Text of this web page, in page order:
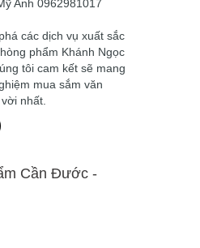
Anh 0962981017
các dịch vụ xuất sắc
phẩm Khánh Ngọc
tôi cam kết sẽ mang
mua sắm văn
nhất.
Cần Đước -